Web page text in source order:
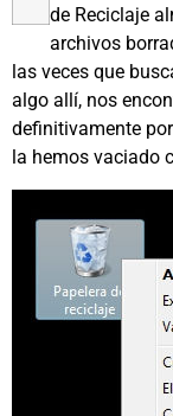
de Reciclaje
archivos
las veces que
algo allí, nos
definitivamente
la hemos vaciado